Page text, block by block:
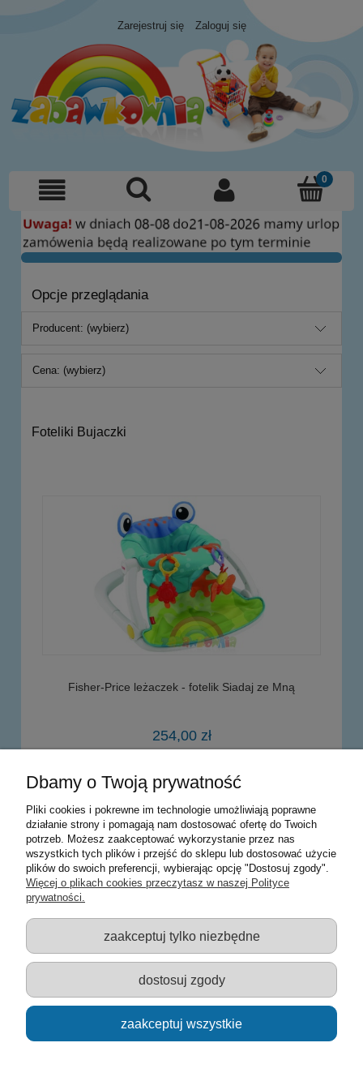
Zarejestruj się Zaloguj się
Opcje przeglądania
Producent: (wybierz)
Cena: (wybierz)
Foteliki Bujaczki
Fisher-Price leżaczek - fotelik Siadaj ze Mną
254,00 zł
powiadom o dostępności
Warunki zakupów
Moje konto
Informacje o sklepie
Sklep z zabawkami Łódź :: Hurownia zabawek :: Zabawki
edukacyjne :: Zestawy artystyczne :: Zabawki :: samochody Welly
:: Zabawkownia :: zabawki dla dzieci :: Lalki :: Klocki :: Artykuły
szkolne ::
Dbamy o Twoją prywatność
Pliki cookies i pokrewne im technologie umożliwiają poprawne
działanie strony i pomagają nam dostosować ofertę do Twoich
potrzeb. Możesz zaakceptować wykorzystanie przez nas
wszystkich tych plików i przejść do sklepu lub dostosować użycie
plików do swoich preferencji, wybierając opcję "Dostosuj zgody".
Więcej o plikach cookies przeczytasz w naszej Polityce
prywatności.
zaakceptuj tylko niezbędne
dostosuj zgody
zaakceptuj wszystkie